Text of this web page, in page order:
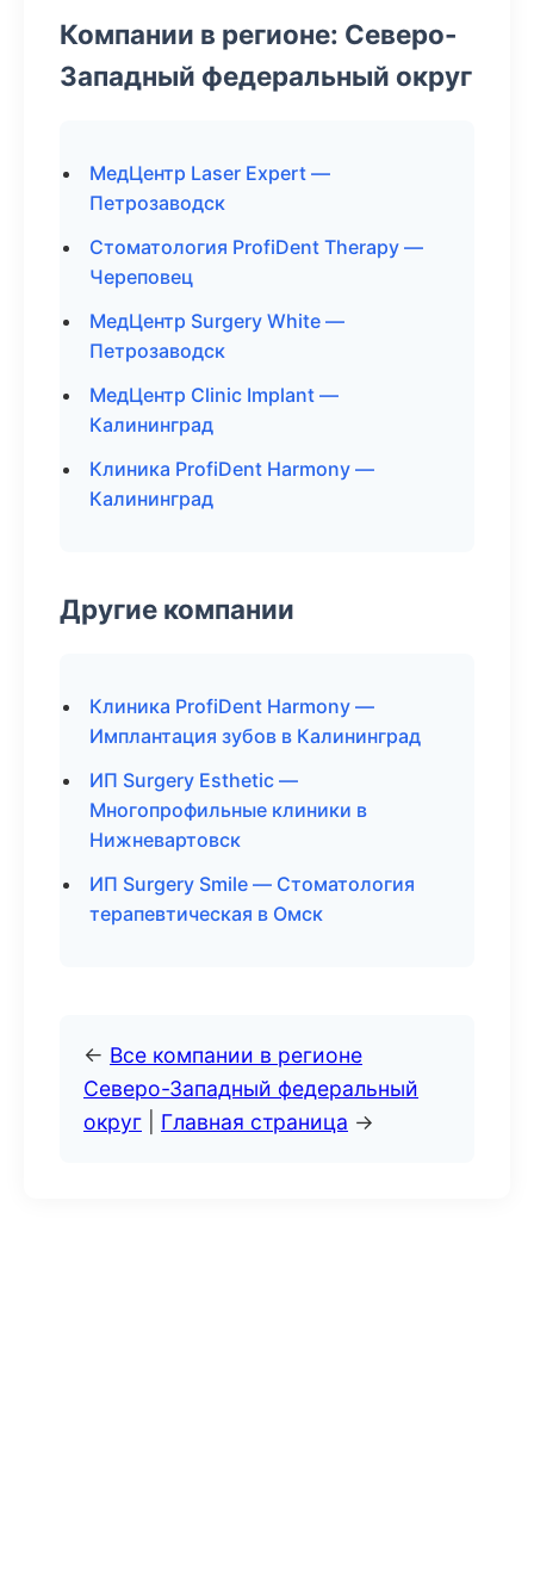
Компании в регионе: Северо-
Западный федеральный округ
МедЦентр Laser Expert —
Петрозаводск
Стоматология ProfiDent Therapy —
Череповец
МедЦентр Surgery White —
Петрозаводск
МедЦентр Clinic Implant —
Калининград
Клиника ProfiDent Harmony —
Калининград
Другие компании
Клиника ProfiDent Harmony —
Имплантация зубов в Калининград
ИП Surgery Esthetic —
Многопрофильные клиники в
Нижневартовск
ИП Surgery Smile — Стоматология
терапевтическая в Омск
← Все компании в регионе
Северо-Западный федеральный
округ
Главная страница →